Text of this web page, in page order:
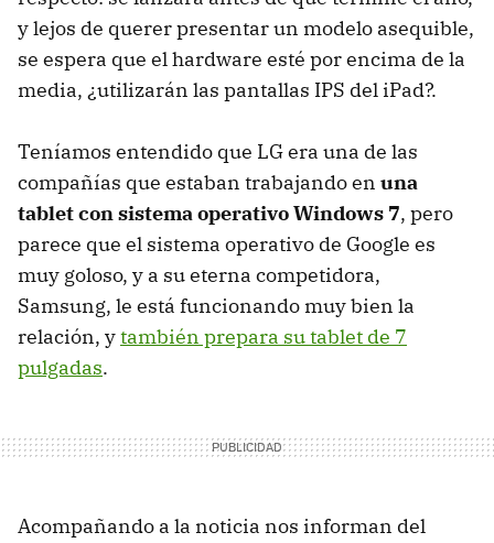
y lejos de querer presentar un modelo asequible,
se espera que el hardware esté por encima de la
media, ¿utilizarán las pantallas IPS del iPad?.
Teníamos entendido que LG era una de las
compañías que estaban trabajando en una
tablet con sistema operativo Windows 7, pero
parece que el sistema operativo de Google es
muy goloso, y a su eterna competidora,
Samsung, le está funcionando muy bien la
relación, ytambién prepara su tablet de 7
pulgadas.
Acompañando a la noticia nos informan del